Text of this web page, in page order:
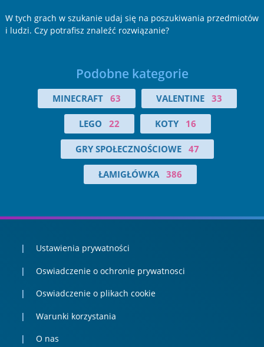
W tych grach w szukanie udaj się na poszukiwania przedmiotów
i ludzi. Czy potrafisz znaleźć rozwiązanie?
Podobne kategorie
MINECRAFT 63 VALENTINE 33
LEGO 22 KOTY 16
GRY SPOŁECZNOŚCIOWE 47
ŁAMIGŁÓWKA 386
Ustawienia prywatności
Oswiadczenie o ochronie prywatnosci
Oswiadczenie o plikach cookie
Warunki korzystania
O nas